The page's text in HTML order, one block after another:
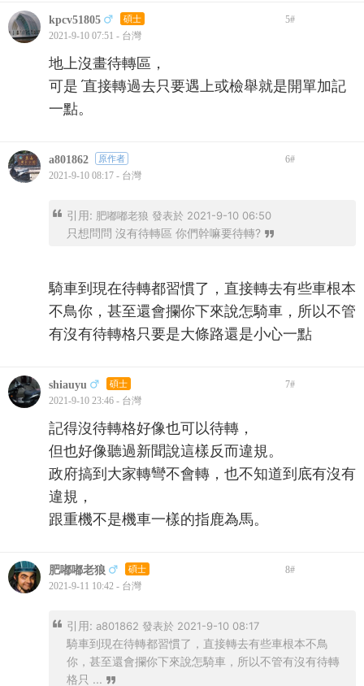
kpcv51805 碩士 5#
2021-9-10 07:51 - 台灣
地上沒畫待轉區，
可是ˊ直接轉過去只要遇上或檢舉就是開單加記
一點。
a801862 原作者 6#
2021-9-10 08:17 - 台灣
引用: 肥嘟嘟老狼 發表於 2021-9-10 06:50
只想問問 沒有待轉區 你們幹嘛要待轉?
騎車到現在待轉都習慣了，直接轉去有些車根本
不鳥你，甚至還會攔你下來說怎騎車，所以不管
有沒有待轉格只要是大條路還是小心一點
shiauyu 碩士 7#
2021-9-10 23:46 - 台灣
記得沒待轉格好像也可以待轉，
但也好像聽過新聞說這樣反而違規。
政府搞到大家轉彎不會轉，也不知道到底有沒有
違規，
跟重機不是機車一樣的指鹿為馬。
肥嘟嘟老狼 碩士 8#
2021-9-11 10:42 - 台灣
引用: a801862 發表於 2021-9-10 08:17
騎車到現在待轉都習慣了，直接轉去有些車根本不鳥
你，甚至還會攔你下來說怎騎車，所以不管有沒有待轉
格只 ...